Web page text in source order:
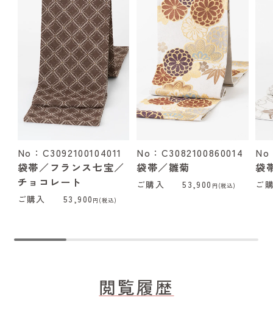
No：C3092100104011
袋帯／フランス七宝／
チョコレート
ご購入 53,900 円(税込)
No：C3082100860014
袋帯／雛菊
ご購入 53,900 円(税込)
No
袋
ご
閲覧履歴